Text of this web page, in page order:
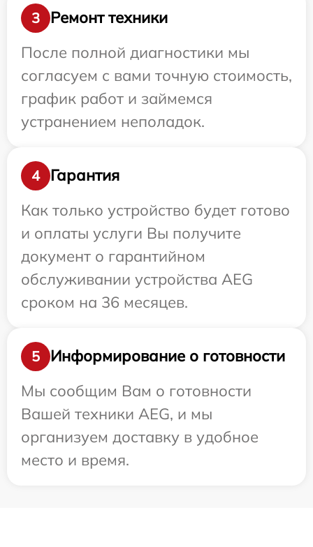
3
Ремонт техники
После полной диагностики мы
согласуем с вами точную стоимость,
график работ и займемся
устранением неполадок.
4
Гарантия
Как только устройство будет готово
и оплаты услуги Вы получите
документ о гарантийном
обслуживании устройства AEG
сроком на 36 месяцев.
5
Информирование о готовности
Мы сообщим Вам о готовности
Вашей техники AEG, и мы
организуем доставку в удобное
место и время.